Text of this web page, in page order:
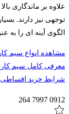
علاوه بر ماندگاری
توجهی نیز دارند.
الگوی آینه ای را
مشاهده انواع سیم کارت
معرفی کامل سیم
شرایط خرید
0912 7997 264